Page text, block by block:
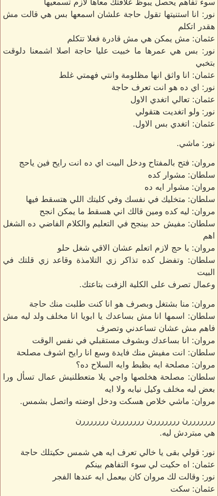
سوء تفاهم يحصل يبوظ علاقتك معاها لازم تسمعيها
نور: انا استنيتها تقول حاجة علشان اسمعها بس هي قالت مش
هقدر اتكلم
عثمان: مش يمكن هي مش قادرة فعلا تتكلم
نور: بس هي عمرها ما خبيت عليا حاجة اصلا اشمعنا دلوقت
بتخبي
عثمان: انا واثق انها مظلومة وانتي فهمتي غلط
نور: اي ده هو انت تعرف حاجة
عثمان: تعالي اتغدي الاول
نور: ولو اتغديت هتقولي
عثمان: اتغدي بس الاول.
نور: ماشي.
مروان: فتح بالمفتاح ودخل البيت اي ده انت رايح فين ياحج
سلطان: مشوار كده
مروان: مشوار ايه ده
سلطان: متخليك في نفسك وفي كليتك اللي هتسقط فيها
مروان: ليه كده ومين قالك اني هسقط ما يمكن انجح
سلطان: مفيش حد بينجح في التعليم والكلام الفاضي ده الشغل
اهم
مروان: يا حج لازم اتعلم عشان الاقي شغل حلو
سلطان: وتفضل كده تذاكر زي التلامذة وقاعد زي قلتك في
البيت
وعمال تصرف على الكلية الزفت بتاعتك.
مروان: منا بشتغل وبصرف هو انا كنت طلبت منك حاجة
سلطان: اسمها انا مش بساعدك يا ابويا انا مخلف ولد ليه مش
فاهم مش عشان تساعدني وتصرف
مروان: انا بساعدك وبشوف مستقبلي في نفس الوقت
سلطان: انت مفيش منك فايدة وسع انا رايح اشوف مصلحة
مروان: مصلحة ايه بظبط وايه السلاح ده؟
سلطان: مصلحة هخلصها واجي يلا متعطلنيش عمال تسأل ورا
بعض ليه مخلف وكيل نيابه ولا ايه
مروان: ماشي خلاص هسكت ودخل اوضته واتصل بشمس.
رررررررن رررررررن رررررررن رررررررن
هي مبتردش ليه.
نور: قولي بقى يا خالي تعرف ايه هي شمس حكيتلك حاجة
عثمان: اه حكيت لي سوء التفاهم بينكم
نور: وقالت لك مروان كان بيعمل ايه عندها الفجر
عثمان: سكت